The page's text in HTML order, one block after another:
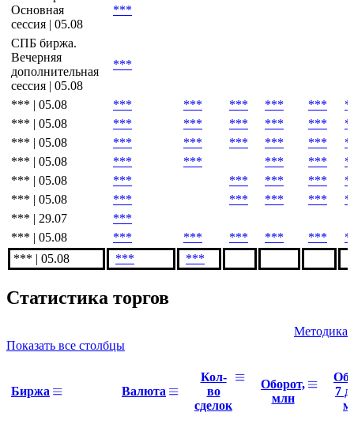
Основная
сессия | 05.08
***
СПБ биржа.
Вечерняя
дополнительная
сессия | 05.08
***
*** | 05.08 *** *** *** *** ***
*** | 05.08
*** *** *** *** ***
*** | 05.08
*** *** *** *** ***
*** | 05.08
*** *** *** ***
*** | 05.08
*** *** *** ***
*** | 05.08
*** *** *** ***
*** | 29.07
***
*** | 05.08
*** *** *** *** ***
*** | 05.08
*** ***
Статистика торгов
Методика
Показать все столбцы
Биржа Валюта
Кол-
во
сделок
Оборот,
млн
7